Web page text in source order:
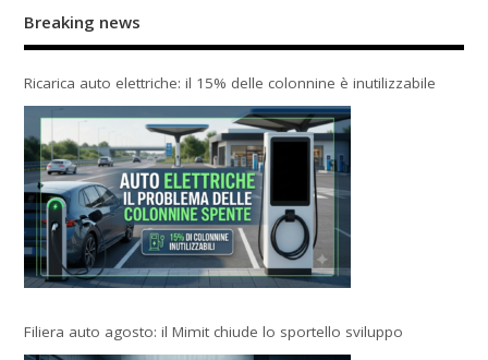
Breaking news
Ricarica auto elettriche: il 15% delle colonnine è inutilizzabile
Filiera auto agosto: il Mimit chiude lo sportello sviluppo